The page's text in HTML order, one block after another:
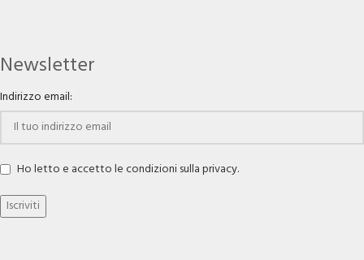
Newsletter
Indirizzo email:
Ho letto e accetto le condizioni sulla privacy.